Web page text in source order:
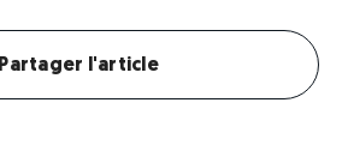
Partager l'article